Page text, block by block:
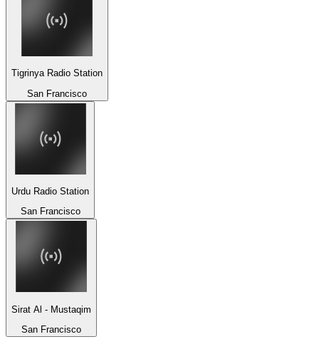
Tigrinya Radio Station
San Francisco
Urdu Radio Station
San Francisco
Sirat Al - Mustaqim
San Francisco